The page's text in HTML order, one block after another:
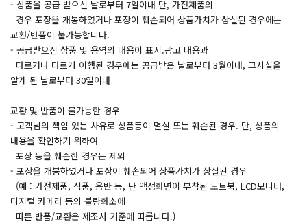
- 상품을 공급 받으신 날로부터 7일이내 단, 가전제품의
경우 포장을 개봉하였거나 포장이 훼손되어 상품가치가 상실된 경우에는
교환/반품이 불가능합니다.
- 공급받으신 상품 및 용역의 내용이 표시.광고 내용과
다르거나 다르게 이행된 경우에는 공급받은 날로부터 3월이내, 그사실을
알게 된 날로부터 30일이내
교환 및 반품이 불가능한 경우
- 고객님의 책임 있는 사유로 상품등이 멸실 또는 훼손된 경우. 단, 상품의
내용을 확인하기 위하여
포장 등을 훼손한 경우는 제외
- 포장을 개봉하였거나 포장이 훼손되어 상품가치가 상실된 경우
(예 : 가전제품, 식품, 음반 등, 단 액정화면이 부착된 노트북, LCD모니터,
디지털 카메라 등의 불량화소에
따른 반품/교환은 제조사 기준에 따릅니다.)